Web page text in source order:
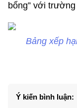
bổng” với
Bảng xếp
Ý kiến bình luận: